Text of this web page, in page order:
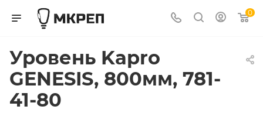
0
Уровень Kapro
GENESIS, 800мм, 781-
41-80